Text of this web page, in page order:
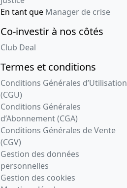
En tant que Manager de crise
Co-investir à nos côtés
Club Deal
Termes et conditions
Conditions Générales d’Utilisation
(CGU)
Conditions Générales
d’Abonnement (CGA)
Conditions Générales de Vente
(CGV)
Gestion des données
personnelles
Gestion des cookies